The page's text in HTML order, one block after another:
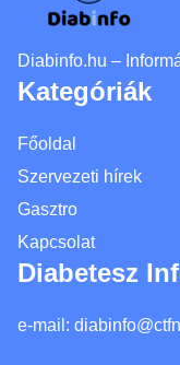
Diabinfo.hu –
Kategóriák
Főoldal
Szervezeti hírek
Gasztro
Kapcsolat
Diabetesz
e-mail: